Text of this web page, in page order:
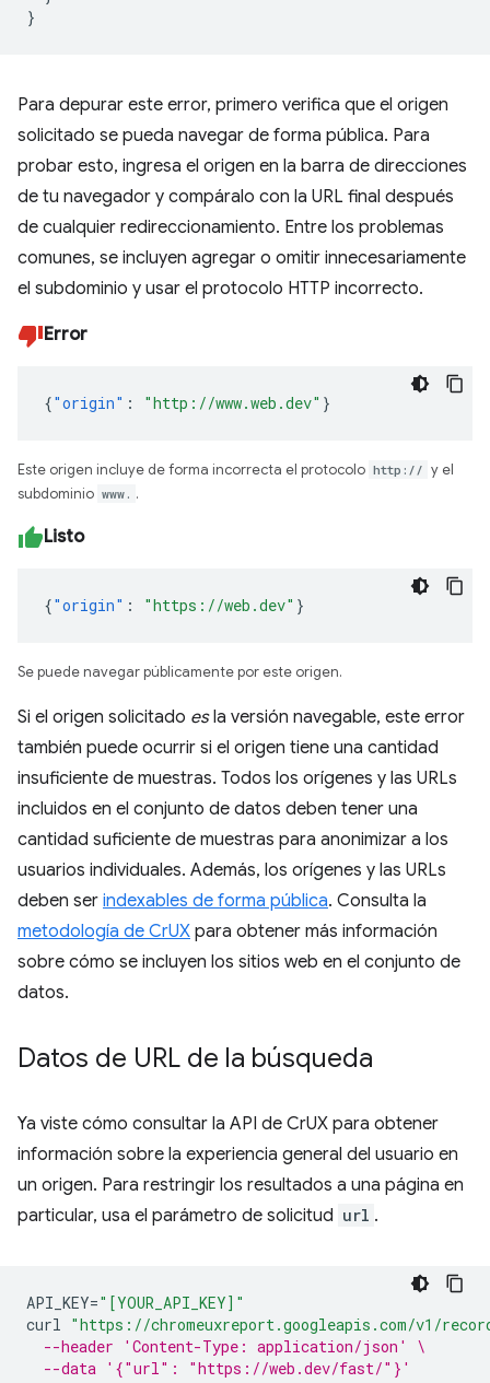
}
Para depurar este error, primero verifica que el origen
solicitado se pueda navegar de forma pública. Para
probar esto, ingresa el origen en la barra de direcciones
de tu navegador y compáralo con la URL final después
de cualquier redireccionamiento. Entre los problemas
comunes, se incluyen agregar o omitir innecesariamente
el subdominio y usar el protocolo HTTP incorrecto.
Error
{"origin" : "http://www.web.dev" }
Este origen incluye de forma incorrecta el protocolo http:// y el
subdominio www. .
Listo
{"origin" : "https://web.dev" }
Se puede navegar públicamente por este origen.
Si el origen solicitado esla versión navegable, este error
también puede ocurrir si el origen tiene una cantidad
insuficiente de muestras. Todos los orígenes y las URLs
incluidos en el conjunto de datos deben tener una
cantidad suficiente de muestras para anonimizar a los
usuarios individuales. Además, los orígenes y las URLs
deben ser indexables de forma pública. Consulta la
metodología de CrUX para obtener más información
sobre cómo se incluyen los sitios web en el conjunto de
datos.
Datos de URL de la búsqueda
Ya viste cómo consultar la API de CrUX para obtener
información sobre la experiencia general del usuario en
un origen. Para restringir los resultados a una página en
particular, usa el parámetro de solicitud url .
API_KEY="[YOUR_API_KEY]"
curl "https://chromeuxreport.googleapis.com/v1/
--header 'Content-Type: application/json' \
--data '{"url": "https://web.dev/fast/"}'